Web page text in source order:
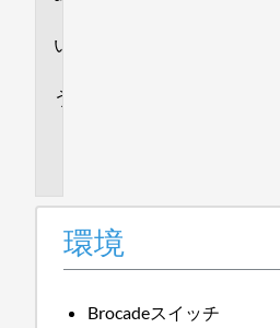
環境
Brocadeスイッチ